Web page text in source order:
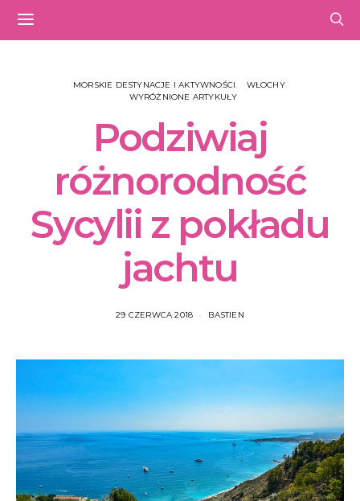
MORSKIE DESTYNACJE I AKTYWNOŚCI
WŁOCHY
WYRÓŻNIONE ARTYKUŁY
Podziwiaj
różnorodność
Sycylii z pokładu
jachtu
29 CZERWCA 2018 BASTIEN